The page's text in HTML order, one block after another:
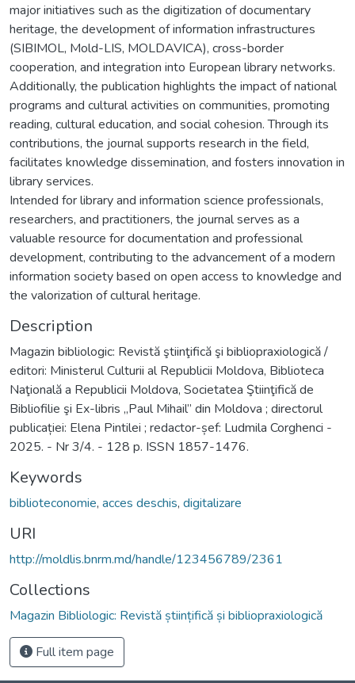
major initiatives such as the digitization of documentary
heritage, the development of information infrastructures
(SIBIMOL, Mold-LIS, MOLDAVICA), cross-border
cooperation, and integration into European library networks.
Additionally, the publication highlights the impact of national
programs and cultural activities on communities, promoting
reading, cultural education, and social cohesion. Through its
contributions, the journal supports research in the field,
facilitates knowledge dissemination, and fosters innovation in
library services.
Intended for library and information science professionals,
researchers, and practitioners, the journal serves as a
valuable resource for documentation and professional
development, contributing to the advancement of a modern
information society based on open access to knowledge and
the valorization of cultural heritage.
Description
Magazin bibliologic: Revistă ştiinţifică şi bibliopraxiologică /
editori: Ministerul Culturii al Republicii Moldova, Biblioteca
Naţională a Republicii Moldova, Societatea Ştiinţifică de
Bibliofilie şi Ex-libris „Paul Mihail” din Moldova ; directorul
publicației: Elena Pintilei ; redactor-șef: Ludmila Corghenci -
2025. - Nr 3/4. - 128 p. ISSN 1857-1476.
Keywords
biblioteconomie, acces deschis, digitalizare
URI
http://moldlis.bnrm.md/handle/123456789/2361
Collections
Magazin Bibliologic: Revistă științifică și bibliopraxiologică
Full item page